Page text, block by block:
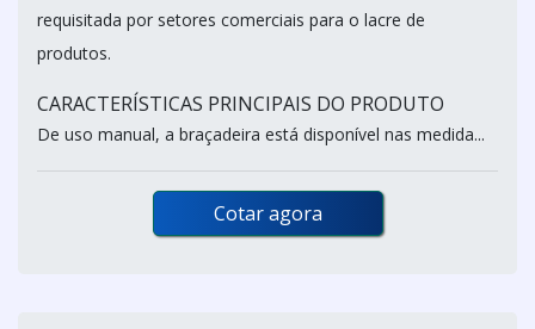
requisitada por setores comerciais para o lacre de
produtos.
CARACTERÍSTICAS PRINCIPAIS DO PRODUTO
De uso manual, a braçadeira está disponível nas medida...
Cotar agora